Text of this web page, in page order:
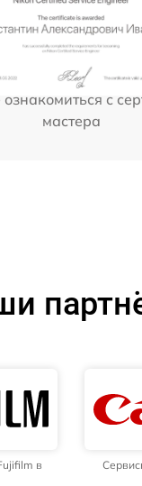
с
мастера
в